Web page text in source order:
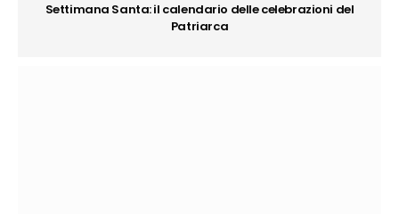
Settimana Santa: il calendario delle celebrazioni del
Patriarca